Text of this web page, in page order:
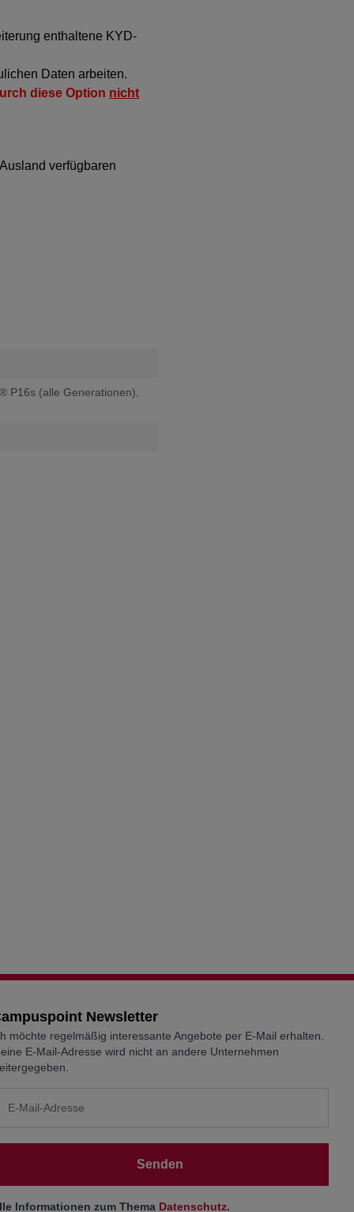
enthaltene KYD-
Daten arbeiten.
diese Option nicht
verfügbaren
P16s (alle Generationen),
Newsletter
möchte regelmäßig interessante Angebote per E-Mail erhalten.
E-Mail-Adresse wird nicht an andere Unternehmen
Senden
Informationen zum Thema Datenschutz.